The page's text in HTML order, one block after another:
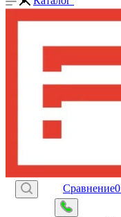
Сравнение0